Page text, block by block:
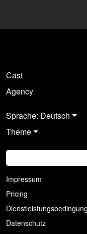
Cast
Agency
Sprache: Deutsch
Theme
Impressum
Pricing
Datenschutz